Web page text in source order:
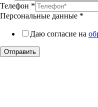
Телефон *
Персональные данные *
Даю согласие на
Отправить